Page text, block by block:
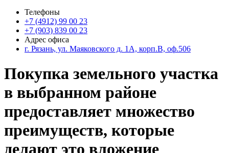
Телефоны
+7 (4912) 99 00 23
+7 (903) 839 00 23
Адрес офиса
г. Рязань, ул. Маяковского д. 1А, корп.В, оф.506
Покупка земельного участка
в выбранном районе
предоставляет множество
преимуществ, которые
делают это вложение